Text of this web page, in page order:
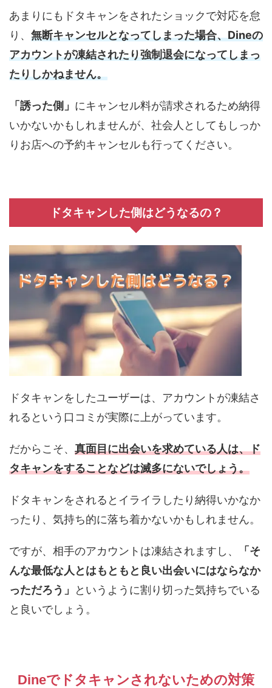
あまりにもドタキャンをされたショックで対応を怠
り、 無断キャンセルとなってしまった場合、Dineの
アカウントが凍結されたり強制退会になってしまっ
たりしかねません。
「誘った側」 にキャンセル料が請求されるため納得
いかないかもしれませんが、社会人としてもしっか
りお店への予約キャンセルも行ってください。
ドタキャンした側はどうなるの？
ドタキャンをしたユーザーは、アカウントが凍結さ
れるという口コミが実際に上がっています。
だからこそ、 真面目に出会いを求めている人は、ド
タキャンをすることなどは滅多にないでしょう。
ドタキャンをされるとイライラしたり納得いかなか
ったり、気持ち的に落ち着かないかもしれません。
ですが、相手のアカウントは凍結されますし、
「そ
んな最低な人とはもともと良い出会いにはならなか
っただろう」
というように割り切った気持ちでいる
と良いでしょう。
Dineでドタキャンされないための対策